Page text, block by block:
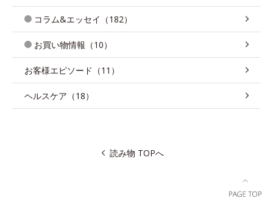
コラム&エッセイ（182）
お買い物情報（10）
お客様エピソード（11）
ヘルスケア（18）
読み物 TOPへ